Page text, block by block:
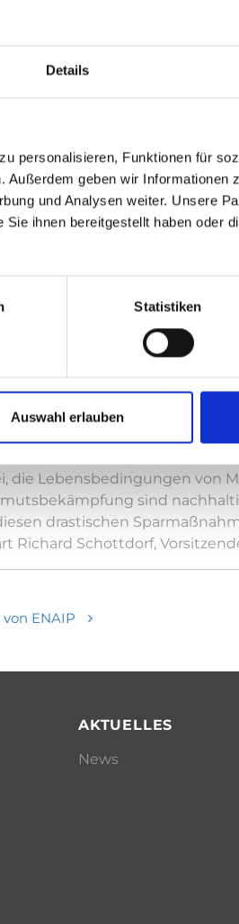
Details
personalisieren, Funktionen für
geben wir Informationen
und Analysen weiter. Unsere
ihnen bereitgestellt haben oder
Statistiken
Auswahl erlauben
Interessen
drastischer als
Euro. Weltweit leben
100 Millionen Menschen
dem Hungertod. Trotzdem
Euro.
und
Krisenbewältigung,
für Krisenbewältigung
30 Millionen Euro) und
Mittel, um globalen
Berufsbildung International
Lebensbedingungen von
sind
drastischen
Richard Schottdorf,
ENAIP
AKTUELLES
News